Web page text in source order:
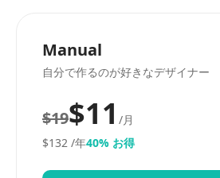
Manual
自分で作るのが好きなデザイナー
$19$11 /月
$132 /年40% お得